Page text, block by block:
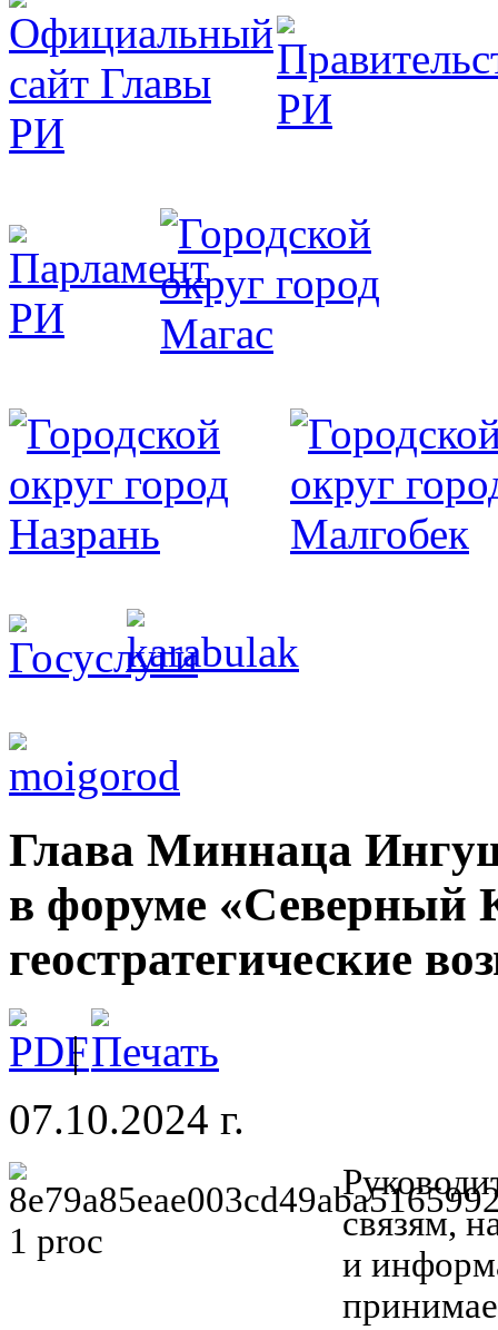
Глава Миннаца
в форуме «Северный
геостратегические
|
07.10.2024 г.
связям,
и